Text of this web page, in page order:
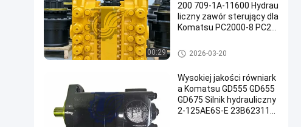
00:29
200 709-1A-11600 Hydrau
liczny zawór sterujący dla
Komatsu PC2000-8 PC20
Główny zawór sterujący kopar
ki
2026-03-20
Wysokiej jakości równiark
a Komatsu GD555 GD655
GD675 Silnik hydrauliczny
2-125AE6S-E 23B623110